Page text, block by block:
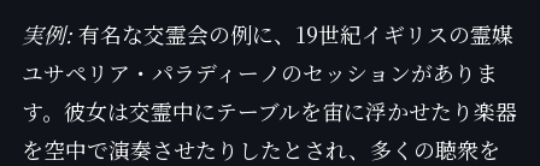
実例:有名な交霊会の例に、19世紀イギリスの霊媒
ユサペリア・パラディーノのセッションがありま
す。彼女は交霊中にテーブルを宙に浮かせたり楽器
を空中で演奏させたりしたとされ、多くの聴衆を